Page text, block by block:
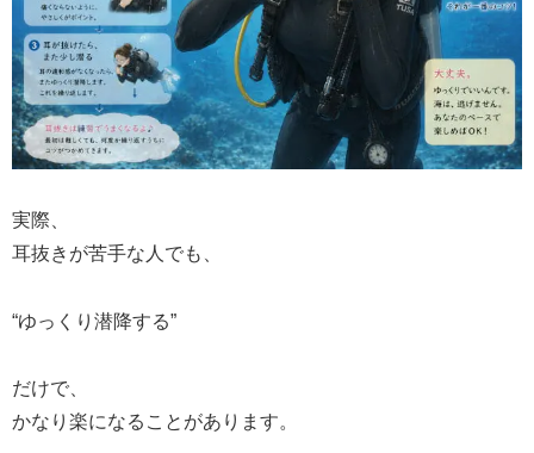
実際、
耳抜きが苦手な人でも、
“ゆっくり潜降する”
だけで、
かなり楽になることがあります。